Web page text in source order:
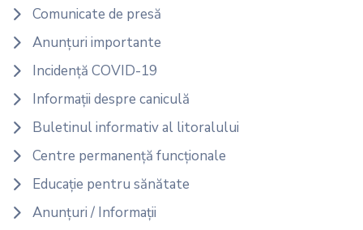
Comunicate de presă
Anunțuri importante
Incidență COVID-19
Informații despre caniculă
Buletinul informativ al litoralului
Centre permanență funcționale
Educație pentru sănătate
Anunțuri / Informații